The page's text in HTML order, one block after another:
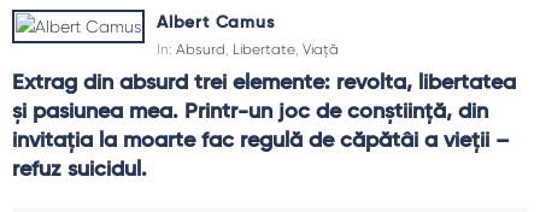
Albert Camus
In: Absurd Libertate Viață
Extrag din absurd trei elemente: revolta, libertatea
și pasiunea mea. Printr-un joc de conștiință, din
invitația la moarte fac regulă de căpătâi a vieții –
refuz suicidul.